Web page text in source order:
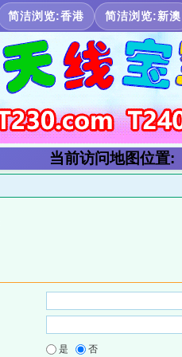
简洁浏览:香港 简洁浏览:新澳
当前访问地图位置:
是 否